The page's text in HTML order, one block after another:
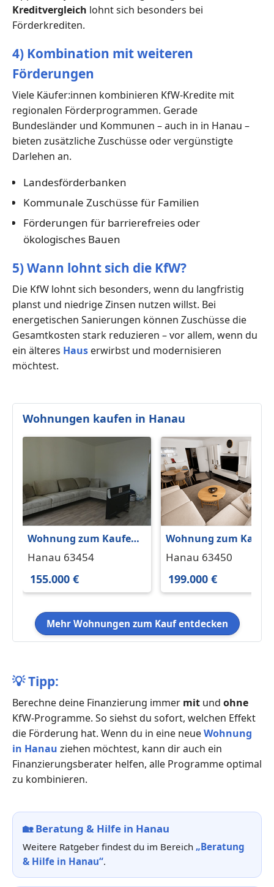
Kreditvergleich lohnt sich besonders bei
Förderkrediten.
4) Kombination mit weiteren
Förderungen
Viele Käufer:innen kombinieren KfW-Kredite mit
regionalen Förderprogrammen. Gerade
Bundesländer und Kommunen – auch in in Hanau –
bieten zusätzliche Zuschüsse oder vergünstigte
Darlehen an.
Landesförderbanken
Kommunale Zuschüsse für Familien
Förderungen für barrierefreies oder
ökologisches Bauen
5) Wann lohnt sich die KfW?
Die KfW lohnt sich besonders, wenn du langfristig
planst und niedrige Zinsen nutzen willst. Bei
energetischen Sanierungen können Zuschüsse die
Gesamtkosten stark reduzieren – vor allem, wenn du
ein älteres Haus erwirbst und modernisieren
möchtest.
Wohnungen kaufen in Hanau
Wohnung zum Kaufen
in Hanau 155.000 € 57
Hanau 63454
155.000 €
Wohnung zum
in Hanau 199.000 € 70
Hanau 63450
199.000 €
Mehr Wohnungen zum Kauf entdecken
💡Tipp:
Berechne deine Finanzierung immer mit und ohne
KfW-Programme. So siehst du sofort, welchen Effekt
die Förderung hat. Wenn du in eine neueWohnung
in Hanau ziehen möchtest, kann dir auch ein
Finanzierungsberater helfen, alle Programme optimal
zu kombinieren.
🏡Beratung & Hilfe in Hanau
Weitere Ratgeber findest du im Bereich „Beratung
& Hilfe in Hanau“.